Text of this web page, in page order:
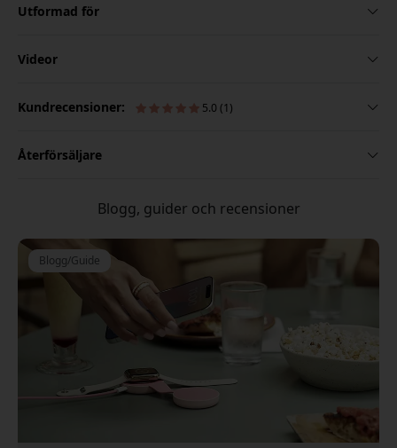
Utformad för
Videor
Kundrecensioner: 5.0 (1)
Återförsäljare
Blogg, guider och recensioner
Blogg/Guide